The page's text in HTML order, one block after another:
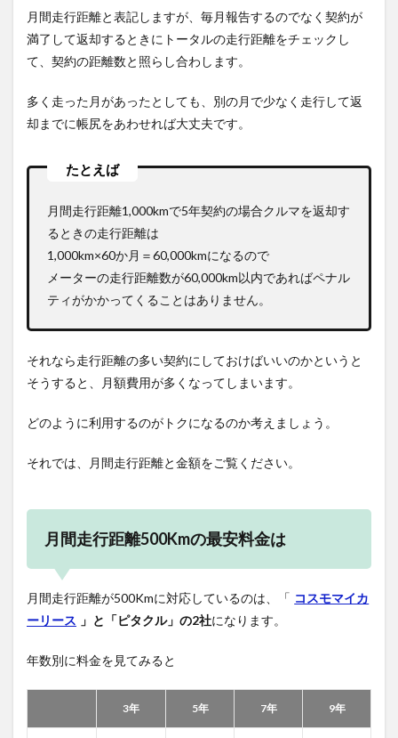
月間走行距離と表記しますが、毎月報告するのでなく契約が
満了して返却するときにトータルの走行距離をチェックし
て、契約の距離数と照らし合わします。
多く走った月があったとしても、別の月で少なく走行して返
却までに帳尻をあわせれば大丈夫です。
月間走行距離1,000kmで5年契約の場合クルマを返却す
るときの走行距離は
1,000km×60か月＝60,000kmになるので
メーターの走行距離数が60,000km以内であればペナル
ティがかかってくることはありません。
それなら走行距離の多い契約にしておけばいいのかというと
そうすると、月額費用が多くなってしまいます。
どのように利用するのがトクになるのか考えましょう。
それでは、月間走行距離と金額をご覧ください。
月間走行距離500Kmの最安料金は
月間走行距離が500Kmに対応しているのは、「 コスモマイカ
ーリース 」と「ピタクル」の2社になります。
年数別に料金を見てみると
3年 5年 7年 9年